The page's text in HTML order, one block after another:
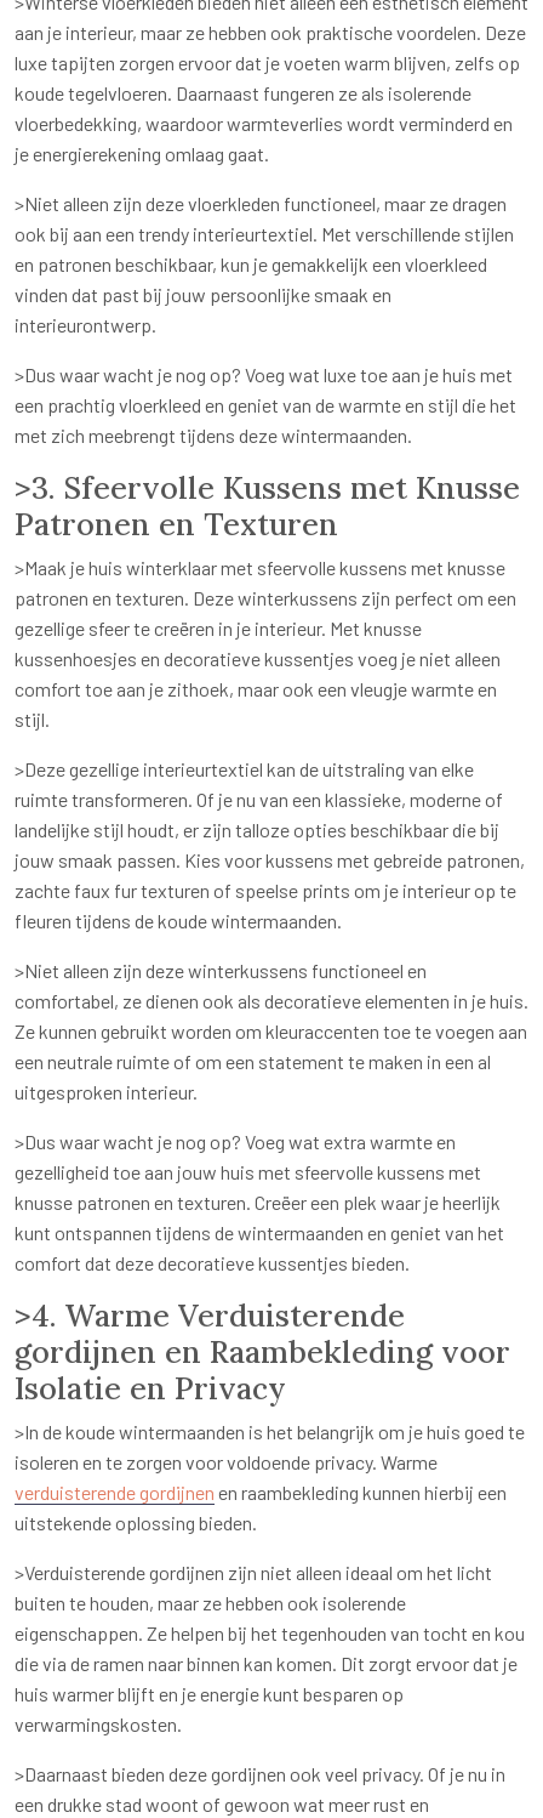
aan je interieur, maar ze hebben ook praktische voordelen. Deze
luxe tapijten zorgen ervoor dat je voeten warm blijven, zelfs op
koude tegelvloeren. Daarnaast fungeren ze als isolerende
vloerbedekking, waardoor warmteverlies wordt verminderd en
je energierekening omlaag gaat.
>Niet alleen zijn deze vloerkleden functioneel, maar ze dragen
ook bij aan een trendy interieurtextiel. Met verschillende stijlen
en patronen beschikbaar, kun je gemakkelijk een vloerkleed
vinden dat past bij jouw persoonlijke smaak en
interieurontwerp.
>Dus waar wacht je nog op? Voeg wat luxe toe aan je huis met
een prachtig vloerkleed en geniet van de warmte en stijl die het
met zich meebrengt tijdens deze wintermaanden.
>3. Sfeervolle Kussens met Knusse
Patronen en Texturen
>Maak je huis winterklaar met sfeervolle kussens met knusse
patronen en texturen. Deze winterkussens zijn perfect om een
gezellige sfeer te creëren in je interieur. Met knusse
kussenhoesjes en decoratieve kussentjes voeg je niet alleen
comfort toe aan je zithoek, maar ook een vleugje warmte en
stijl.
>Deze gezellige interieurtextiel kan de uitstraling van elke
ruimte transformeren. Of je nu van een klassieke, moderne of
landelijke stijl houdt, er zijn talloze opties beschikbaar die bij
jouw smaak passen. Kies voor kussens met gebreide patronen,
zachte faux fur texturen of speelse prints om je interieur op te
fleuren tijdens de koude wintermaanden.
>Niet alleen zijn deze winterkussens functioneel en
comfortabel, ze dienen ook als decoratieve elementen in je huis.
Ze kunnen gebruikt worden om kleuraccenten toe te voegen aan
een neutrale ruimte of om een statement te maken in een al
uitgesproken interieur.
>Dus waar wacht je nog op? Voeg wat extra warmte en
gezelligheid toe aan jouw huis met sfeervolle kussens met
knusse patronen en texturen. Creëer een plek waar je heerlijk
kunt ontspannen tijdens de wintermaanden en geniet van het
comfort dat deze decoratieve kussentjes bieden.
>4. Warme Verduisterende
gordijnen en Raambekleding voor
Isolatie en Privacy
>In de koude wintermaanden is het belangrijk om je huis goed te
isoleren en te zorgen voor voldoende privacy. Warme
verduisterende gordijnen en raambekleding kunnen hierbij een
uitstekende oplossing bieden.
>Verduisterende gordijnen zijn niet alleen ideaal om het licht
buiten te houden, maar ze hebben ook isolerende
eigenschappen. Ze helpen bij het tegenhouden van tocht en kou
die via de ramen naar binnen kan komen. Dit zorgt ervoor dat je
huis warmer blijft en je energie kunt besparen op
verwarmingskosten.
>Daarnaast bieden deze gordijnen ook veel privacy. Of je nu in
een drukke stad woont of gewoon wat meer rust en